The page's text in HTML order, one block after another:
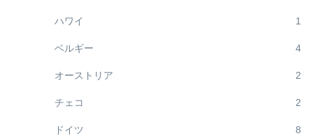
ハワイ 1
ベルギー 4
オーストリア 2
チェコ 2
ドイツ 8